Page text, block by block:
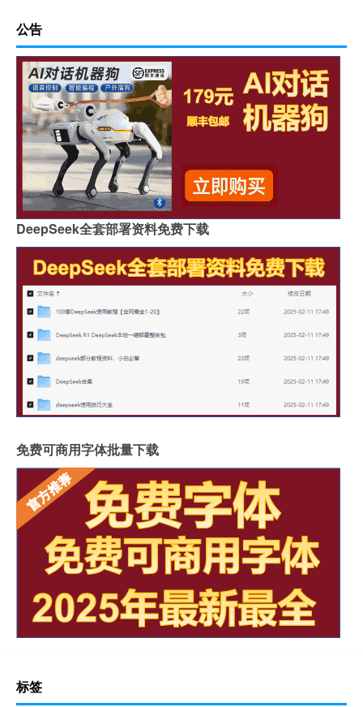
公告
DeepSeek全套部署资料免费下载
免费可商用字体批量下载
标签